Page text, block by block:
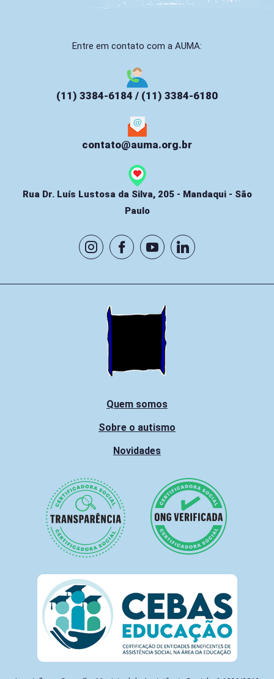
Entre em contato com a AUMA:
(11) 3384-6184 / (11) 3384-6180
contato@auma.org.br
Rua Dr. Luís Lustosa da Silva, 205 - Mandaqui - São
Paulo
Quem somos
Sobre o autismo
Novidades